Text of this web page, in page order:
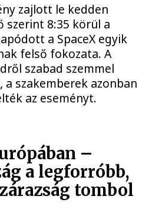
zajlott le kedden
szerint 8:35 körül a
a SpaceX egyik
felső fokozata. A
szabad szemmel
szakemberek azonban
az eseményt.
–
a legforróbb,
tombol